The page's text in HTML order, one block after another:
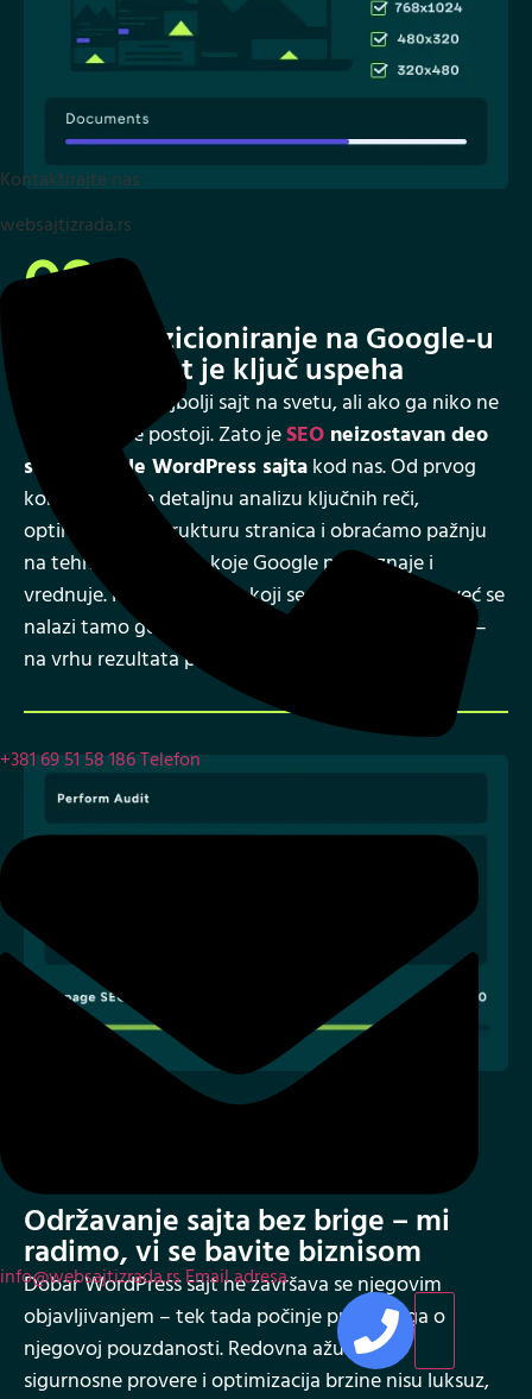
02
Visoko pozicioniranje na Google-u
jer vidljivost je ključ uspeha
Možete imati najbolji sajt na svetu, ali ako ga niko ne
pronađe – ne postoji. Zato jeSEO neizostavan deo
svake izrade WordPress sajtakod nas. Od prvog
koraka radimo detaljnu analizu ključnih reči,
optimizujemo strukturu stranica i obraćamo pažnju
na tehničke aspekte koje Google prepoznaje i
vrednuje. Rezultat je sajt koji se ne gubi u masi, već se
nalazi tamo gde vaši potencijalni klijenti već traže –
na vrhu rezultata pretrage.
Održavanje sajta bez brige – mi
radimo, vi se bavite biznisom
Dobar WordPress sajt ne završava se njegovim
objavljivanjem – tek tada počinje prava briga o
njegovoj pouzdanosti. Redovna ažuriranja,
sigurnosne provere i optimizacija brzine nisu luksuz,
Kontaktirajte nas
websajtizrada.rs
+381 69 51 58 186Telefon
info@websajtizrada.rsEmail adresa